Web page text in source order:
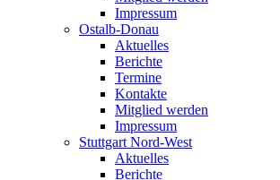
Impressum
Ostalb-Donau
Aktuelles
Berichte
Termine
Kontakte
Mitglied werden
Impressum
Stuttgart Nord-West
Aktuelles
Berichte